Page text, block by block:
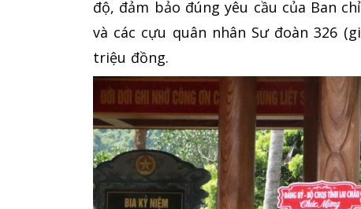
độ, đảm bảo đúng yêu cầu của Ban
và các cựu quân nhân Sư đoàn 326
triệu đồng.